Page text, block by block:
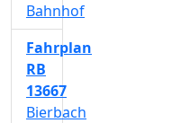
Bahnhof
Fahrplan
RB
13667
Bierbach